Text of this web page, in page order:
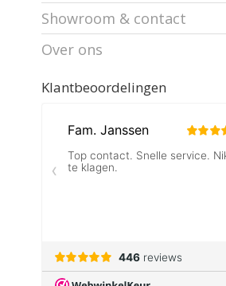
Showroom & contact
Over ons
Klantbeoordelingen